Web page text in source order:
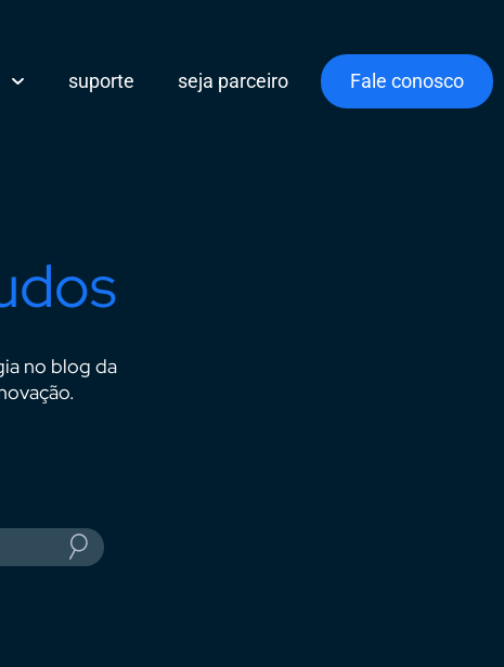
suporte seja parceiro Fale conosco
no blog da